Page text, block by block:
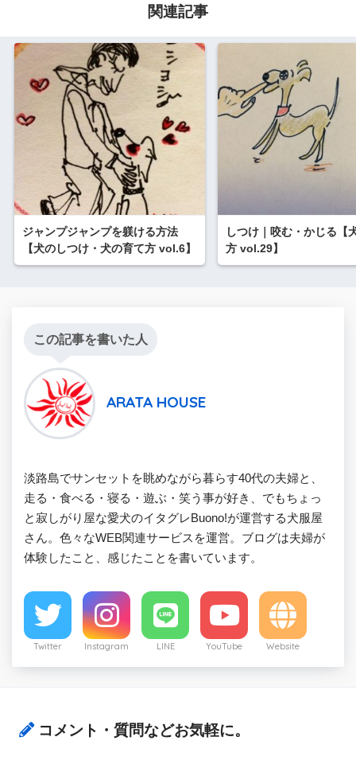
関連記事
ジャンプジャンプを躾ける方法
【犬のしつけ・犬の育て方 vol.6】
しつけ｜咬む・かじる【
方 vol.29】
この記事を書いた人
ARATA HOUSE
淡路島でサンセットを眺めながら暮らす40代の夫婦と、
走る・食べる・寝る・遊ぶ・笑う事が好き、でもちょっ
と寂しがり屋な愛犬のイタグレBuono!が運営する犬服屋
さん。色々なWEB関連サービスを運営。ブログは夫婦が
体験したこと、感じたことを書いています。
Twitter Instagram LINE YouTube Website
コメント・質問などお気軽に。